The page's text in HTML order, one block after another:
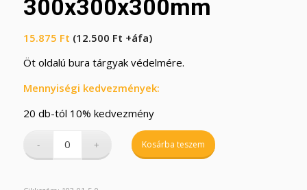
300x300x300mm
15.875 Ft (12.500 Ft +áfa)
Öt oldalú bura tárgyak védelmére.
Mennyiségi kedvezmények:
20 db-tól 10% kedvezmény
Kosárba teszem